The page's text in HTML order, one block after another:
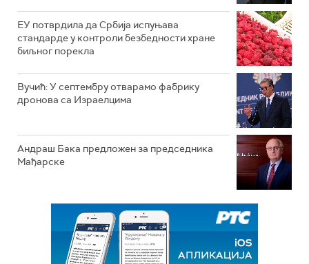
ЕУ потврдила да Србија испуњава
стандарде у контроли безбедности хране
биљног порекла
Вучић: У септембру отварамо фабрику
дронова са Израелцима
Андраш Бакa предложен за председника
Мађарске